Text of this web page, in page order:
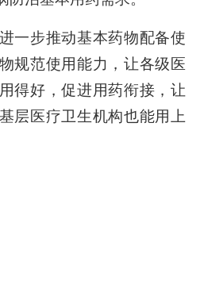
一步推动基本药物配备使
规范使用能力，让各级医
得好，促进用药衔接，让
层医疗卫生机构也能用上